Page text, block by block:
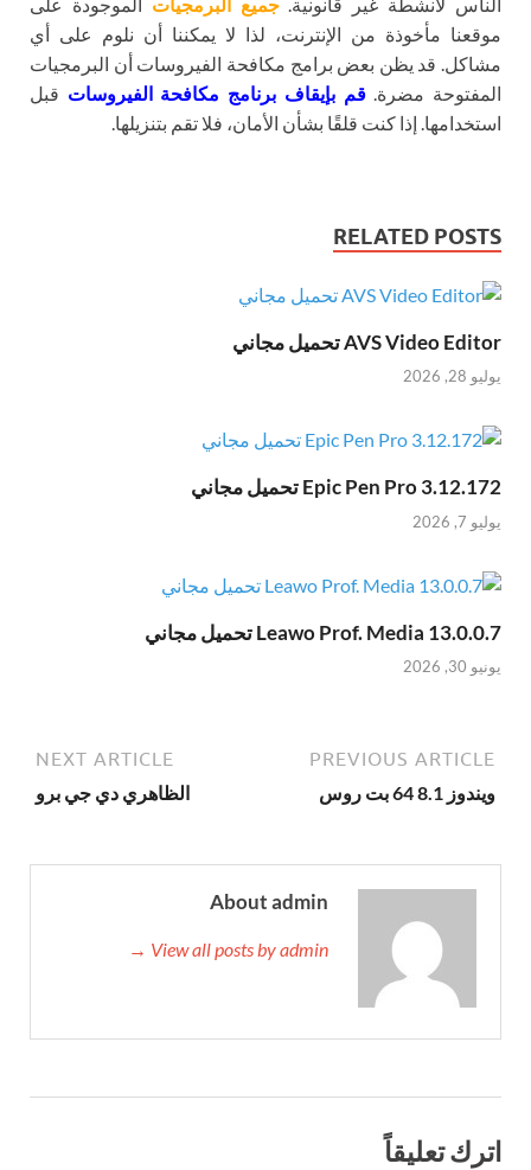
موقعنا مأخوذة من الإنترنت، لذا لا يمكننا أن نلوم على أي
مشاكل. قد يظن بعض برامج مكافحة الفيروسات أن البرمجيات
المفتوحة مضرة.قم بإيقاف برنامج مكافحة الفيروسات قبل
استخدامها. إذا كنت قلقًا بشأن الأمان، فلا تقم بتنزيلها.
RELATED POSTS
AVS Video Editor تحميل مجاني
يوليو 28, 2026
Epic Pen Pro 3.12.172 تحميل مجاني
يوليو 7, 2026
Leawo Prof. Media 13.0.0.7 تحميل مجاني
يونيو 30, 2026
PREVIOUS ARTICLE
ويندوز 8.1 64 بت روس
NEXT ARTICLE
الظاهري دي جي برو
About admin
View all posts by admin →
اترك تعليقاً